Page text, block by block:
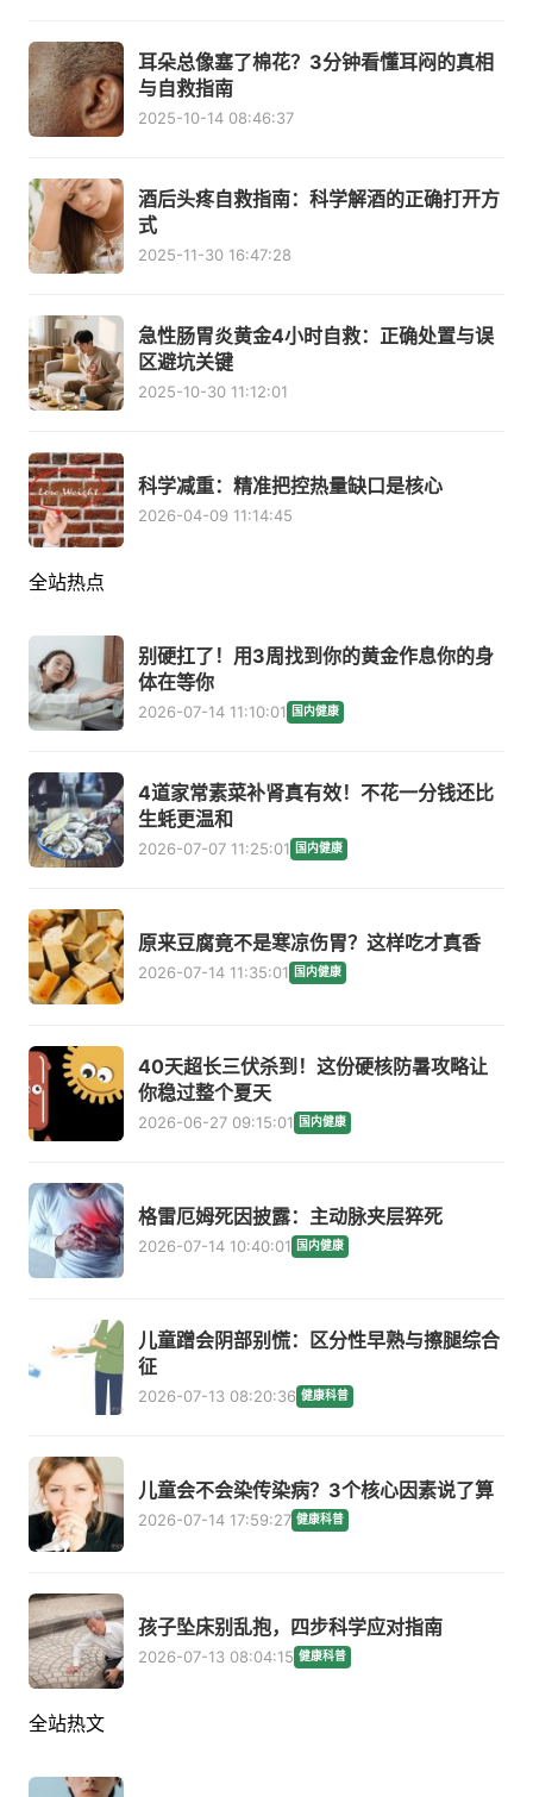
耳朵总像塞了棉花？3分钟看懂耳闷的真相
与自救指南
2025-10-14 08:46:37
酒后头疼自救指南：科学解酒的正确打开方
式
2025-11-30 16:47:28
急性肠胃炎黄金4小时自救：正确处置与误
区避坑关键
2025-10-30 11:12:01
科学减重：精准把控热量缺口是核心
2026-04-09 11:14:45
全站热点
别硬扛了！用3周找到你的黄金作息你的身
体在等你
2026-07-14 11:10:01 国内健康
4道家常素菜补肾真有效！不花一分钱还比
生蚝更温和
2026-07-07 11:25:01 国内健康
原来豆腐竟不是寒凉伤胃？这样吃才真香
2026-07-14 11:35:01 国内健康
40天超长三伏杀到！这份硬核防暑攻略让
你稳过整个夏天
2026-06-27 09:15:01 国内健康
格雷厄姆死因披露：主动脉夹层猝死
2026-07-14 10:40:01 国内健康
儿童蹭会阴部别慌：区分性早熟与擦腿综合
征
2026-07-13 08:20:36 健康科普
儿童会不会染传染病？3个核心因素说了算
2026-07-14 17:59:27 健康科普
孩子坠床别乱抱，四步科学应对指南
2026-07-13 08:04:15 健康科普
全站热文